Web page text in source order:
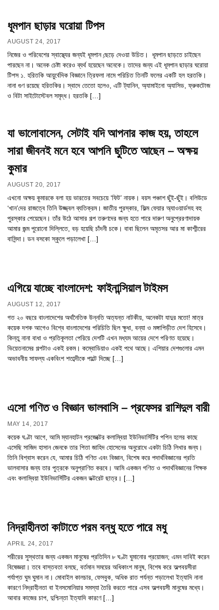
ধূমপান ছাড়ার ঘরোয়া টিপস
AUGUST 24, 2017
নিজের ও পরিবেশের স্বাস্থ্যের জন্যই ধূমপান ছে়ড়ে দেওয়া উচিত। ধূমপান ছাড়তে চাইছেন
পারছেন না। অনেক চেষ্টা করেও ব্যর্থ হয়েছেন অনেকে। তাদের জন্য এই ধূমপান ছাড়ার ঘরোয়া
টিপস ১. হরিতকি আয়ুর্বেদিক বিজ্ঞানে ত্রিফলা নামে পরিচিত তিনটি ফলের একটি হল হরতকি।
নানা গুণ রয়েছে হরিতকির। স্বাদে তেতো হলেও, এটি ট্যানিন, অ্যামাইনো অ্যাসিড, ফ্রুকটোজ
ও বিটা সাইটোস্টেবল সমৃদ্ধ। হরতকি […]
যা ভালোবাসেন, সেটাই যদি আপনার কাজ হয়, তাহলে
সারা জীবনই মনে হবে আপনি ছুটিতে আছেন – অক্ষয়
কুমার
AUGUST 20, 2017
এখনো অক্ষয় কুমারকে বলা হয় ভারতের সবচেয়ে ‘ফিট’ নায়ক। বয়স পঞ্চাশ ছুঁই-ছুঁই। বলিউডে
‘খান’দের রাজত্বে তিনি উজ্জ্বল ব্যতিক্রম। জাতীয় পুরস্কার, ফিল্ম ফেয়ার অ্যাওয়ার্ডসহ বহু
পুরস্কার পেয়েছেন। তাঁর উঠে আসার গল্প তরুণদের জন্য হতে পারে দারুণ অনুপ্রেরণাদায়ক
আমার জন্ম পুরোনো দিল্লিতে, বড় হয়েছি চাঁদনী চকে। বাবা ছিলেন অমৃতসর আর মা কাশ্মীরের
বাসিন্দা। ডন বসকো স্কুলে পড়ালেখা […]
এগিয়ে যাচ্ছে বাংলাদেশ: ফাইনান্সিয়াল টাইমস
AUGUST 12, 2017
গত ২০ বছরে বাংলাদেশের অর্থনৈতিক উন্নতি অত্যন্ত নাটকীয়, অনেকটা যাদুর মতো! মাত্র
কয়েক দশক আগেও বিশ্বে বাংলাদেশের পরিচিতি ছিল ক্ষুধা, বন্যা ও মঙ্গাপিড়ীত দেশ হিসেবে।
কিন্তু নানা বাধা ও প্রতিকূলতা পেরিয়ে দেশটি এখন মধ্যম আয়ের দেশে পরিণত হয়েছে।
ভিয়েতনামের গল্পটাও একই রকম। কম্বোডিয়াও একই পথে আছে। এশিয়ার দেশগুলোর এমন
অভাবনীয় সাফল্য একবিংশ শতাব্দীকে পাল্টে দিচ্ছে […]
এসো গণিত ও বিজ্ঞান ভালবাসি – প্রফেসর রাশিদুল বারী
MAY 14, 2017
কয়েক ঘণ্টা আগে, আমি ম্যানহাটন প্রজেক্টের কলাম্বিয়া ইউনিভার্সিটির পপিন হলের কাছে
এসেছি সাজিদ হাসান জেনকে তার পিতা জাহিদ হোসেনের অনুরোধে একটা চিঠি লিখার জন্য।
তিনি বিশ্বাস করেন যে, আমার চিঠি গণিত এবং বিজ্ঞান, বিশেষ করে পদার্থবিজ্ঞানের প্রতি
ভালবাসার জন্য তার পুত্রকে অনুপ্রাণিত করবে। আমি একজন গণিত ও পদার্থবিজ্ঞানের শিক্ষক
এবং কলাম্বিয়া ইউনিভার্সিটির একজন ডক্টরেট ছাত্র। […]
নিদ্রাহীনতা কাটাতে পরম বন্ধু হতে পারে মধু
APRIL 24, 2017
শরীরের সুস্থতার জন্য একজন মানুষের প্রতিদিন ৮ ঘণ্টা ঘুমানোর প্রয়োজন; এমন দাবিই করেন
বিষেজ্ঞরা। তবে বাস্তবতা বলছে, বর্তমান সময়ের অধিকাংশ মানুষ, বিশেষ করে অল্পবয়সীরা
পর্যাপ্ত ঘুম ঘুমান না। মোবাইল কালচার, ফেসবুক, অধিক রাত পর্যন্ত পড়ালেখা ইত্যাদি নানা
কারণে নিদ্রাহীনতা বা ইনসমোনিয়ার সমস্যা তৈরি করতে পারে এসব অল্পবয়সী মানুষের মধ্যে।
আবার কাজের চাপ, দুশ্চিন্তা ইত্যাদি কারণে […]